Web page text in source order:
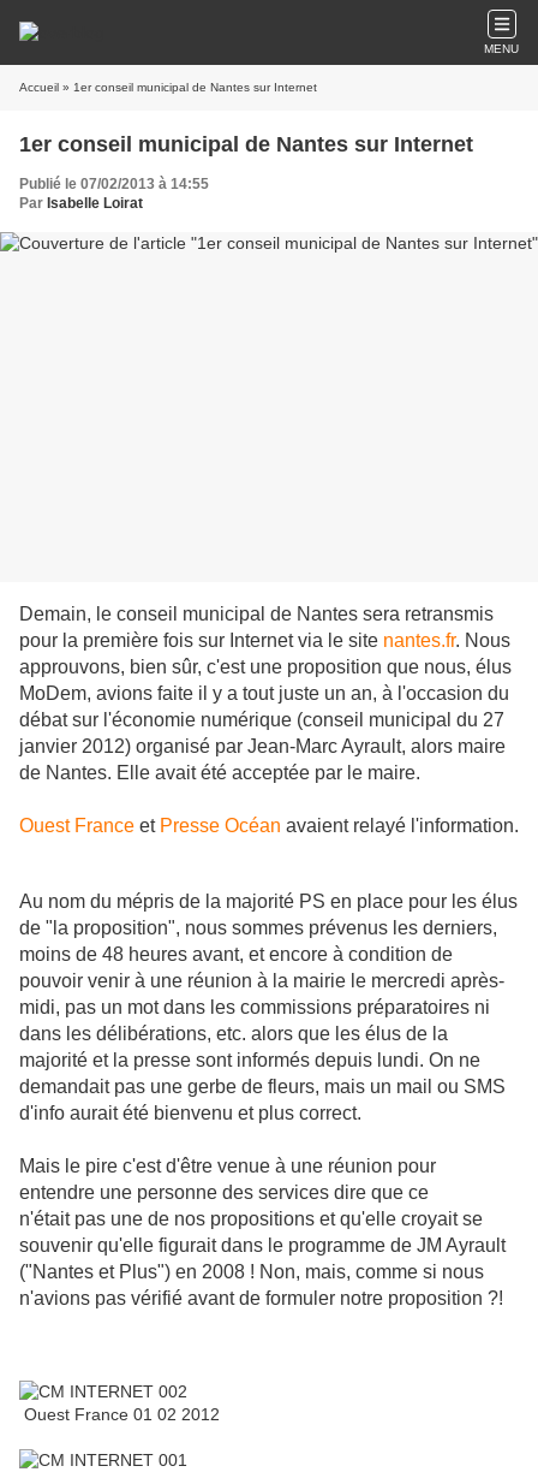
MENU
Accueil » 1er conseil municipal de Nantes sur Internet
1er conseil municipal de Nantes sur Internet
Publié le 07/02/2013 à 14:55
Par Isabelle Loirat
Demain, le conseil municipal de Nantes sera retransmis
pour la première fois sur Internet via le site nantes.fr. Nous
approuvons, bien sûr, c'est une proposition que nous, élus
MoDem, avions faite il y a tout juste un an, à l'occasion du
débat sur l'économie numérique (conseil municipal du 27
janvier 2012) organisé par Jean-Marc Ayrault, alors maire
de Nantes. Elle avait été acceptée par le maire.
Ouest France et Presse Océan avaient relayé l'information.
Au nom du mépris de la majorité PS en place pour les élus
de "la proposition", nous sommes prévenus les derniers,
moins de 48 heures avant, et encore à condition de
pouvoir venir à une réunion à la mairie le mercredi après-
midi, pas un mot dans les commissions préparatoires ni
dans les délibérations, etc. alors que les élus de la
majorité et la presse sont informés depuis lundi. On ne
demandait pas une gerbe de fleurs, mais un mail ou SMS
d'info aurait été bienvenu et plus correct.
Mais le pire c'est d'être venue à une réunion pour
entendre une personne des services dire que ce
n'était pas une de nos propositions et qu'elle croyait se
souvenir qu'elle figurait dans le programme de JM Ayrault
("Nantes et Plus") en 2008 ! Non, mais, comme si nous
n'avions pas vérifié avant de formuler notre proposition ?!
Ouest France 01 02 2012